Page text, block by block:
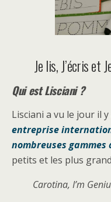
Je lis, J’écris et
Qui est Lisciani ?
Lisciani a vu le jour il y
entreprise
nombreuses
petits et les plus
Carotina, I’m